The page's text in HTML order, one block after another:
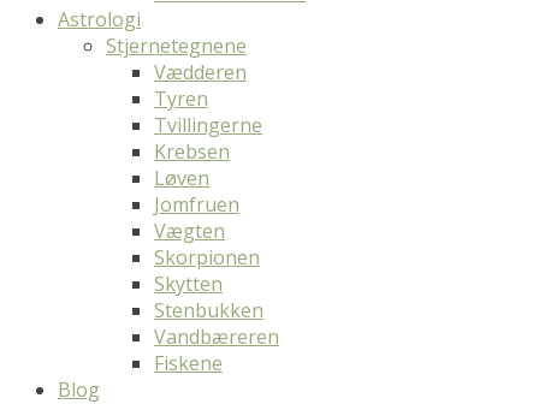
Astrologi
Stjernetegnene
Vædderen
Tyren
Tvillingerne
Krebsen
Løven
Jomfruen
Vægten
Skorpionen
Skytten
Stenbukken
Vandbæreren
Fiskene
Blog